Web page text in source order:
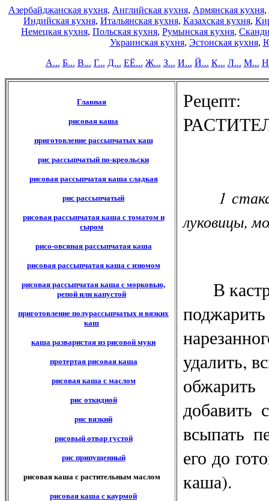
Азербайджанская кухня, Английская кухня, Армянская кухня,
Индийская кухня, Итальянская кухня, Казахская кухня,
Немецкая кухня, Польская кухня, Румынская кухня,
Украинская кухня, Эстонская кухня,
А... Б... В... Г... Д... ЕЁ... Ж... З... И... Й... К... Л... М...
Главная
рисовая каша
приготовление рассыпчатых каш
рис рассыпчатый по-креольски
рисовая рассыпчатая каша сладкая
рис рассыпчатый
рисовая рассыпчатая каша с томатом и
сыром
рисо-овсяная рассыпчатая каша
рисовая рассыпчатая каша с изюмом
рисовая рассыпчатая каша с морковью,
репой или капустой
приготовление полурассыпчатых и вязких
каш
каша разваристая из рисовой муки
протертая рисовая каша
рисовая каша с маслом
рис откидной
рис вязкий
рисовый отвар густой
рис припущенный
рисовая каша с растительным маслом
рисовая каша с каурмой
1
луковицы,
В
удалить,
добавить
всыпать
его до
каша).